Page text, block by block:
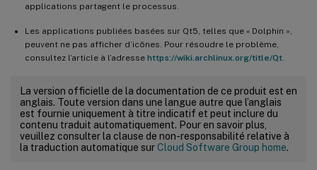
applications partagent le processus.
Les applications publiées basées sur Qt5, telles que « Dolphin »,
peuvent ne pas afficher d’icônes. Pour résoudre le problème,
consultez l’article à l’adresse https://wiki.archlinux.org/title/Qt
La version officielle de la documentation de ce produit est en
anglais. Toute version dans une langue autre que l’anglais
est fournie uniquement à titre indicatif et peut inclure du
contenu traduit automatiquement. Pour en savoir plus,
veuillez consulter la clause de non-responsabilité relative à
la traduction automatique surCloud Software Group home.